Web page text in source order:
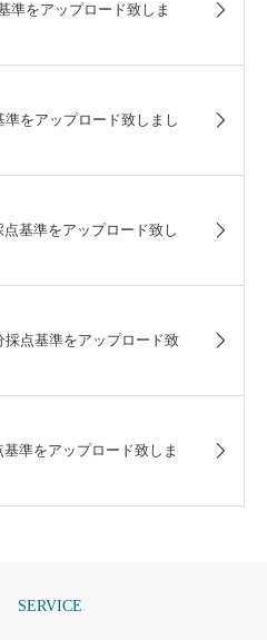
準をアップロード致しま
をアップロード致しまし
基準をアップロード致し
採点基準をアップロード致
準をアップロード致しま
SERVICE